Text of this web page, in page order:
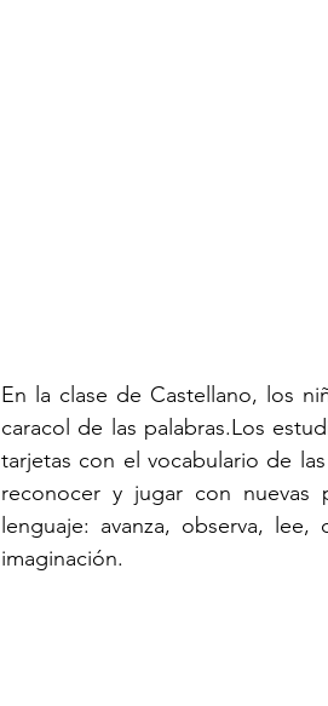
En la clase de Castellano, los
caracol de las palabras.Los
tarjetas con el vocabulario de
reconocer y jugar con
lenguaje: avanza, observa,
imaginación.